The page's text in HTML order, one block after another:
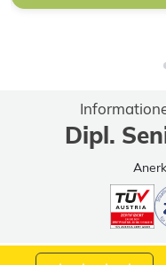
Dipl.